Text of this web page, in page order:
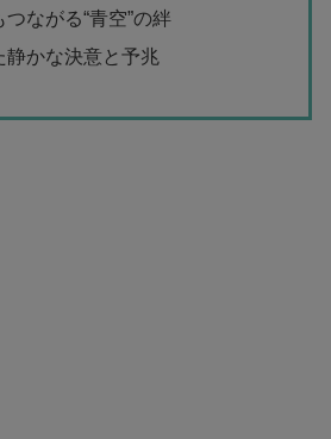
ながる“青空”の絆
静かな決意と予兆